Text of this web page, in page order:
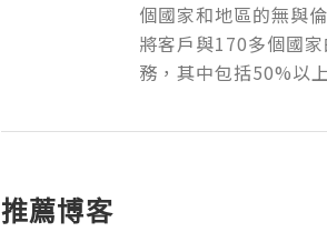
個國家和地區的無與
將客戶與170多個國
務，其中包括50%以
推薦博客